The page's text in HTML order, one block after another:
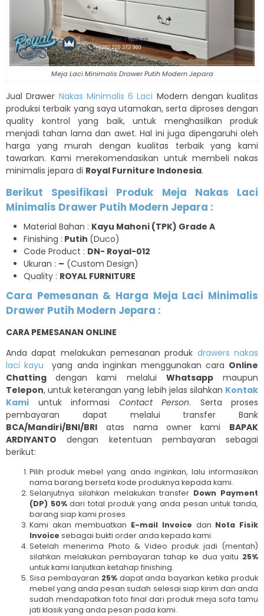
Meja Laci Minimalis Drawer Putih Modern Jepara
Jual Drawer Nakas Minimalis 6 Laci Modern dengan kualitas
produksi terbaik yang saya utamakan, serta diproses dengan
quality kontrol yang baik, untuk menghasilkan produk
menjadi tahan lama dan awet. Hal ini juga dipengaruhi oleh
harga yang murah dengan kualitas terbaik yang kami
tawarkan. Kami merekomendasikan untuk membeli nakas
minimalis jepara di Royal Furniture Indonesia.
Berikut Spesifikasi Produk Meja Nakas Laci
Minimalis Drawer Putih Modern Jepara :
Material Bahan : Kayu Mahoni (TPK) Grade A
Finishing : Putih (Duco)
Code Product : DN- Royal-012
Ukuran : – (Custom Design)
Quality : ROYAL FURNITURE
Cara Pemesanan & Harga Meja Laci Minimalis
Drawer Putih Modern Jepara :
CARA PEMESANAN ONLINE
Anda dapat melakukan pemesanan produk drawers nakas
laci kayu yang anda inginkan menggunakan cara Online
Chattingdengan kami melalui Whatsappmaupun
Telepon, untuk keterangan yang lebih jelas silahkan Kontak
Kami untuk informasi Contact Person. Serta proses
pembayaran dapat melalui transfer Bank
BCA/Mandiri/BNI/BRI atas nama owner kami BAPAK
ARDIYANTO dengan ketentuan pembayaran sebagai
berikut:
Pilih produk mebel yang anda inginkan, lalu informasikan
nama barang berseta kode produknya kepada kami.
Selanjutnya silahkan melakukan transfer Down Payment
(DP) 50%dari total produk yang anda pesan untuk tanda,
barang siap kami proses.
Kami akan membuatkan E-mail Invoice dan Nota Fisik
Invoice sebagai bukti order anda kepada kami.
Setelah menerima Photo & Video produk jadi (mentah)
silahkan melakukan pembayaran tahap ke dua yaitu 25%
untuk kami lanjutkan ketahap finishing.
Sisa pembayaran 25% dapat anda bayarkan ketika produk
mebel yang anda pesan sudah selesai siap kirim dan anda
sudah mendapatkan foto final dari produk meja sofa tamu
jati klasik yang anda pesan pada kami.